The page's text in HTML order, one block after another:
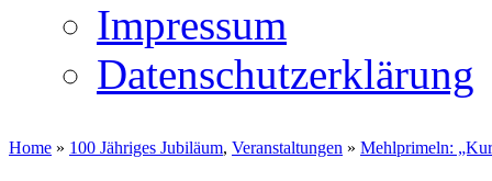
Impressum
Datenschutzerklärung
Home » 100 Jähriges Jubiläum, Veranstaltungen » Mehlprimeln: